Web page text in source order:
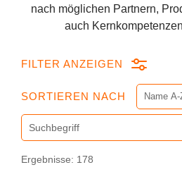
nach möglichen Partnern,
auch
FILTER ANZEIGEN
SUCHE NACH
SORTIEREN NACH
Ergebnisse: 178